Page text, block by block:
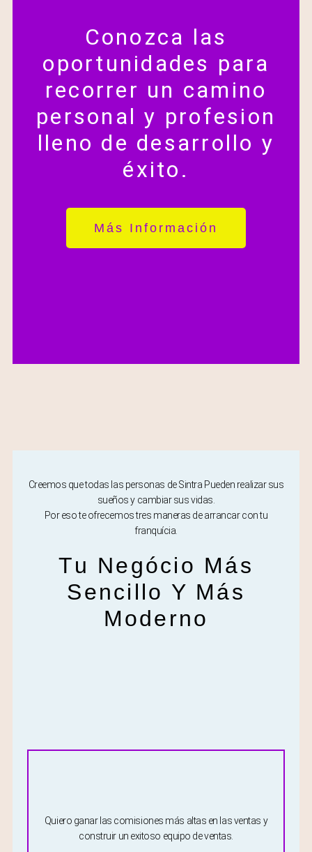
Conozca las
oportunidades para
recorrer un camino
personal y profesion
lleno de desarrollo y
éxito.
Más Información
Creemos que todas las personas de Sintra Pueden realizar sus
sueños y cambiar sus vidas.
Por eso te ofrecemos tres maneras de arrancar con tu
franquícia.
Tu Negócio Más
Sencillo Y Más
Moderno
Quiero ganar las comisiones más altas en las ventas y
construir un exitoso equipo de ventas.